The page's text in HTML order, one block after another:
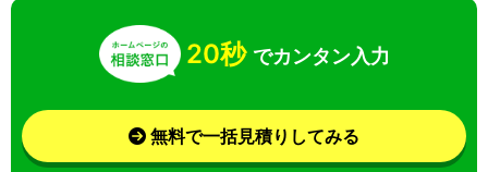
20秒 でカンタン入力
無料で一括見積りしてみる